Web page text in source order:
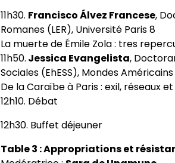
11h30. Francisco Álvez Francese,
Romanes (LER), Université Paris 8
La muerte de Émile Zola : tres
11h50. Jessica Evangelista,
Sociales (EhESS), Mondes Américains
De la Caraïbe à Paris : exil, réseaux
12h10. Débat
12h30. Buffet déjeuner
Table 3 : Appropriations et